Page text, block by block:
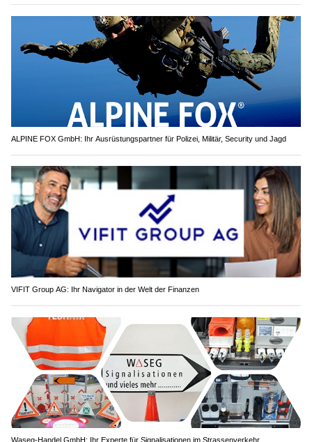
ALPINE FOX GmbH: Ihr Ausrüstungspartner für Polizei, Militär, Security und Jagd
VIFIT Group AG: Ihr Navigator in der Welt der Finanzen
Waseg-Handel GmbH: Ihr Experte für Signalisationen im Strassenverkehr